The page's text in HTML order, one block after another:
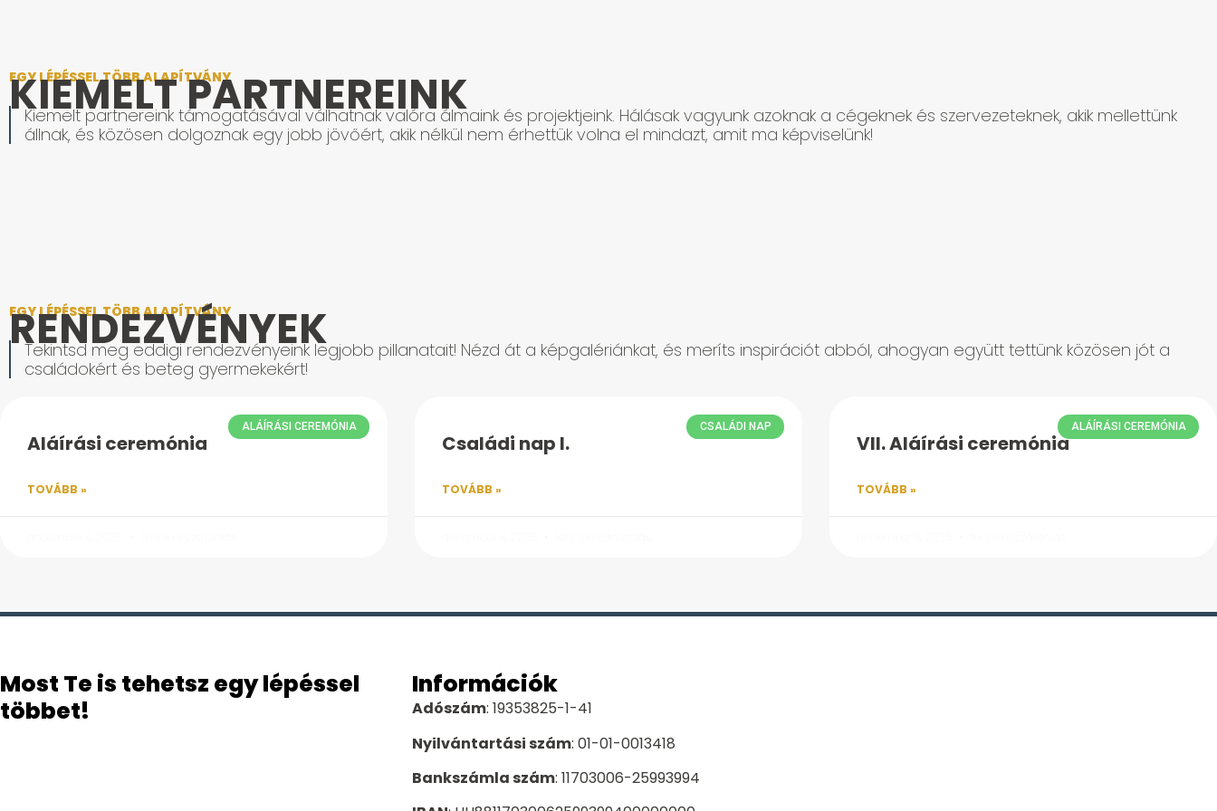
EGY LÉPÉSSEL TÖBB ALAPÍTVÁNY
KIEMELT PARTNEREINK
Kiemelt partnereink támogatásával válhatnak valóra álmaink és projektjeink. Hálásak vagyunk azoknak a cégeknek és szervezeteknek, akik mellettünk
állnak, és közösen dolgoznak egy jobb jövőért, akik nélkül nem érhettük volna el mindazt, amit ma képviselünk!
EGY LÉPÉSSEL TÖBB ALAPÍTVÁNY
RENDEZVÉNYEK
Tekintsd meg eddigi rendezvényeink legjobb pillanatait! Nézd át a képgalériánkat, és meríts inspirációt abból, ahogyan együtt tettünk közösen jót a
családokért és beteg gyermekekért!
ALÁÍRÁSI CEREMÓNIA
Aláírási ceremónia
TOVÁBB »
CSALÁDI NAP
Családi nap I.
TOVÁBB »
ALÁÍRÁSI CEREMÓNIA
VII. Aláírási ceremónia
TOVÁBB »
Most Te is tehetsz egy lépéssel
többet!
Információk
Adószám: 19353825-1-41
Nyilvántartási szám: 01-01-0013418
Bankszámla szám: 11703006-25993994